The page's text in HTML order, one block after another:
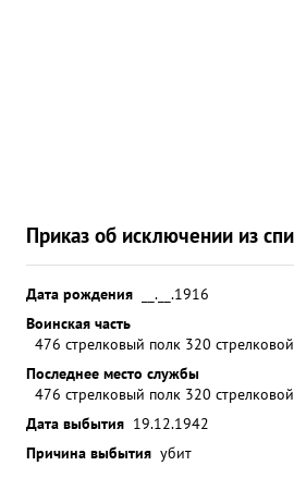
Приказ об исключении из
Дата рождения
__.__.1916
Воинская часть
476 стрелковый полк 320
Последнее место службы
476 стрелковый полк 320
Дата выбытия 19.12.1942
Причина выбытия убит